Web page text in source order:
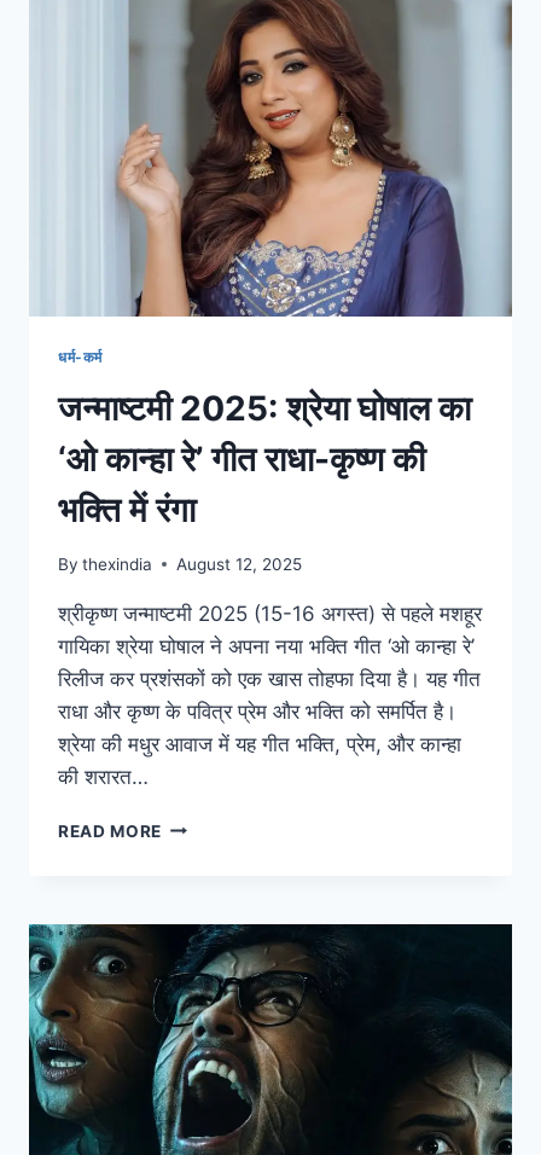
धर्म-कर्म
जन्माष्टमी 2025: श्रेया घोषाल का
‘ओ कान्हा रे’ गीत राधा-कृष्ण की
भक्ति में रंगा
By thexindia August 12, 2025
श्रीकृष्ण जन्माष्टमी 2025 (15-16 अगस्त) से पहले मशहूर
गायिका श्रेया घोषाल ने अपना नया भक्ति गीत ‘ओ कान्हा रे’
रिलीज कर प्रशंसकों को एक खास तोहफा दिया है। यह गीत
राधा और कृष्ण के पवित्र प्रेम और भक्ति को समर्पित है।
श्रेया की मधुर आवाज में यह गीत भक्ति, प्रेम, और कान्हा
की शरारत…
READ MORE